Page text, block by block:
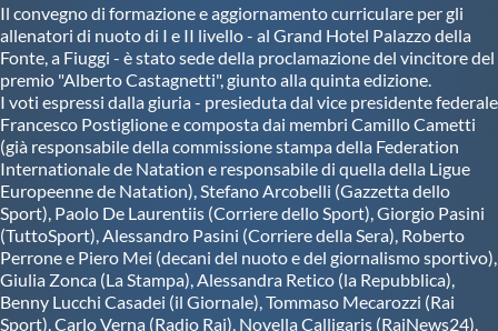
Il convegno di formazione e aggiornamento curriculare per gli
allenatori di nuoto di I e II livello - al Grand Hotel Palazzo della
Fonte, a Fiuggi - è stato sede della proclamazione del vincitore del
premio "Alberto Castagnetti", giunto alla quinta edizione.
I voti espressi dalla giuria - presieduta dal vice presidente federale
Francesco Postiglione e composta dai membri Camillo Cametti
(già responsabile della commissione stampa della Federation
Internationale de Natation e responsabile di quella della Ligue
Europeenne de Natation), Stefano Arcobelli (Gazzetta dello
Sport), Paolo De Laurentiis (Corriere dello Sport), Giorgio Pasini
(TuttoSport), Alessandro Pasini (Corriere della Sera), Roberto
Perrone e Piero Mei (decani del nuoto e del giornalismo sportivo),
Giulia Zonca (La Stampa), Alessandra Retico (la Repubblica),
Benny Lucchi Casadei (il Giornale), Tommaso Mecarozzi (Rai
Sport), Carlo Verna (Radio Rai), Novella Calligaris (RaiNews24),